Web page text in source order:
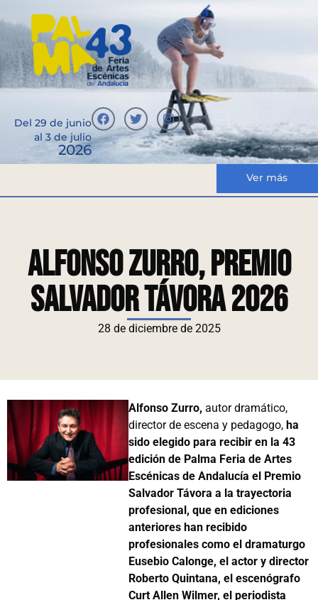
Del 29 de junio
al 3 de julio
2026
Ver más
Alfonso Zurro, Premio
Salvador Távora 2026
28 de diciembre de 2025
Alfonso Zurro,autor dramático,
director de escena y pedagogo, ha
sido elegido para recibir en la 43
edición de Palma Feria de Artes
Escénicas de Andalucía el Premio
Salvador Távora a la trayectoria
profesional, que en ediciones
anteriores han recibido
profesionales como el dramaturgo
Eusebio Calonge, el actor y director
Roberto Quintana, el escenógrafo
Curt Allen Wilmer, el periodista